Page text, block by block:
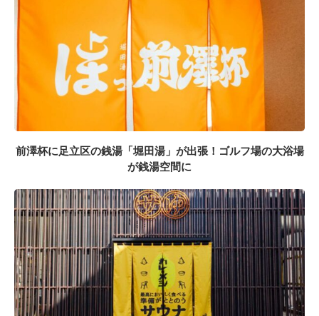
前澤杯に足立区の銭湯「堀田湯」が出張！ゴルフ場の大浴場
が銭湯空間に